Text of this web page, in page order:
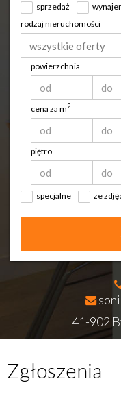
sprzedaż
rodzaj nieruchomości
wszystkie oferty
powierzchnia
cena za m2
piętro
specjalne ze
41-902
Zgłoszenia